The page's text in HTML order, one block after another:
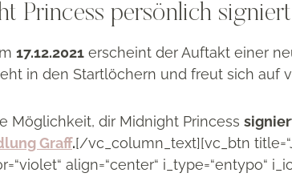
Princess persönlich
17.12.2021 erscheint der Auftakt einer
in den Startlöchern und freut sich auf
Möglichkeit, dir Midnight Princess
Graff.[/vc_column_text][vc_btn
align=“center“ i_type=“entypo“